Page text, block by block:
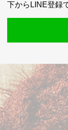
下からLINE登録